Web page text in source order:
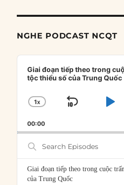
NGHE PODCAST NCQT
Audio
Player
Giai đoạn tiếp theo trong
tộc thiểu số của Trung Quốc
CHANGE
RATE
1X
SKIP
00:00
Search
Episodes
Giai đoạn tiếp theo trong cuộc
của Trung Quốc